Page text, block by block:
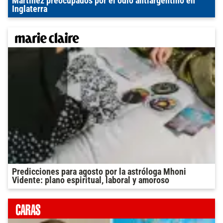
Inglaterra
Predicciones para agosto por la astróloga Mhoni
Vidente: plano espiritual, laboral y amoroso